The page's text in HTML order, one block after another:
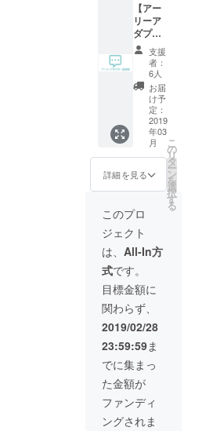
【アー
リーア
ダプ
ター会
員権】
参加頂
いた方
には、
以下の
特典を
提供い
たしま
す。 ・
今後リ
リース
される
全ての
機能を
無期
限・無
料で使
用でき
ます
※有料機
能の定
価はま
だ決
まって
おりま
せん
が、
法
人向け
会員と
支援
者：
6人
お届
け予
定：
2019
年03
月
詳細を見る
こ
の
リ
タ
ー
ン
を
選
択
す
る
このプロ
ジェクト
は、 All-In方
式です。
目標金額に
関わらず、
2019/02/28
23:59:59ま
でに集まっ
た金額が
ファンディ
ングされま